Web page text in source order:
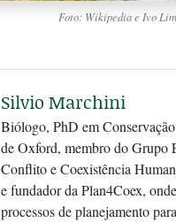
Foto: Wikipedia e Ivo
Silvio Marchini
Biólogo, PhD em
de Oxford, membro do Grupo
Conflito e Coexistência
e fundador da Plan4Coex,
processos de planejamento